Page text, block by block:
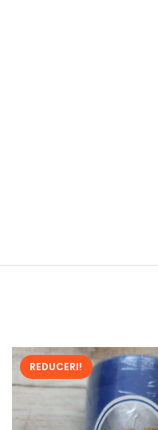
REDUCERI!